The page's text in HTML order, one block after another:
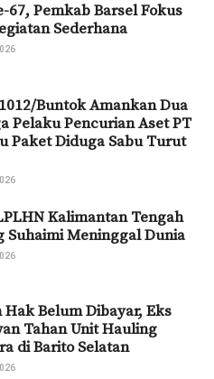
67, Pemkab Barsel Fokus
Sederhana
Buntok Amankan Dua
Pelaku Pencurian Aset PT
Paket Diduga Sabu Turut
Kalimantan Tengah
Suhaimi Meninggal Dunia
Hak Belum Dibayar, Eks
Tahan Unit Hauling
di Barito Selatan